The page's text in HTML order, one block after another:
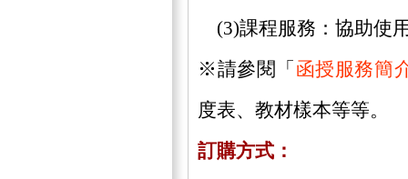
(3)課程服務：協助使
※請參閱「 函授服務簡
度表、教材樣本等等。
訂購方式：